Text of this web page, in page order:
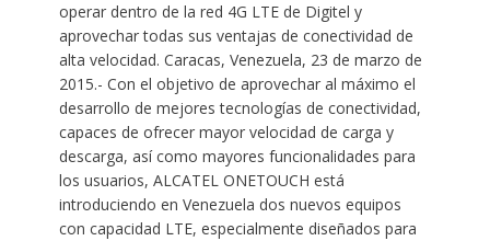
operar dentro de la red 4G LTE de Digitel y
aprovechar todas sus ventajas de conectividad de
alta velocidad. Caracas, Venezuela, 23 de marzo de
2015.- Con el objetivo de aprovechar al máximo el
desarrollo de mejores tecnologías de conectividad,
capaces de ofrecer mayor velocidad de carga y
descarga, así como mayores funcionalidades para
los usuarios, ALCATEL ONETOUCH está
introduciendo en Venezuela dos nuevos equipos
con capacidad LTE, especialmente diseñados para